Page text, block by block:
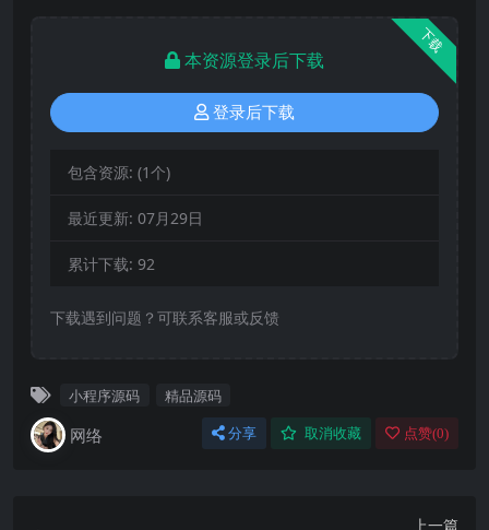
下载
本资源登录后下载
登录后下载
包含资源: (1个)
最近更新: 07月29日
累计下载: 92
下载遇到问题？可联系客服或反馈
小程序源码 精品源码
网络 分享 取消收藏 点赞(0)
上一篇